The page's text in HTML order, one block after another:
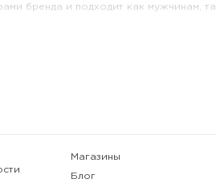
бренда и подходит как мужчинам,
Магазины
Блог